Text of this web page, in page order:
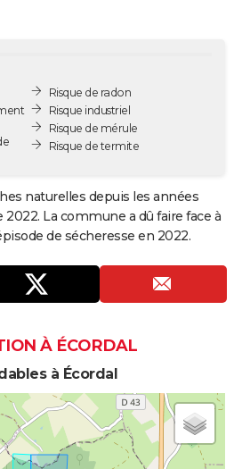
Risque de radon
Risque industriel
Risque de mérule
Risque de termite
naturelles depuis les années
2022. La commune a dû faire face à
de sécheresse en 2022.
À ÉCORDAL
à Écordal